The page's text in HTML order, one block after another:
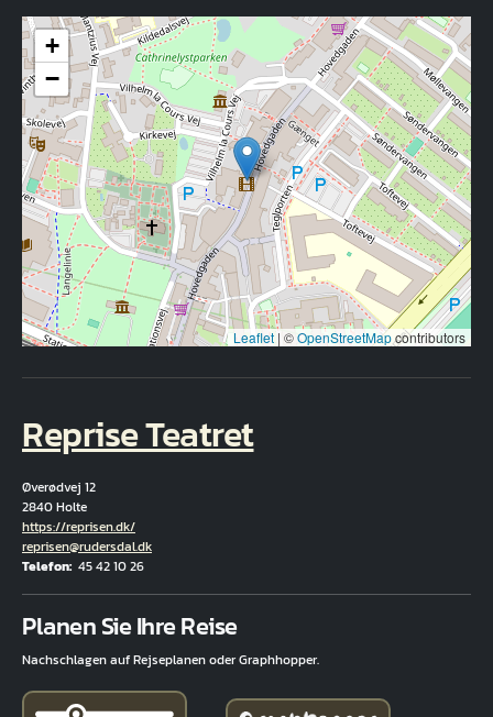
+
−
Leaflet | ©OpenStreetMapcontributors
Reprise Teatret
Øverødvej 12
2840 Holte
Hjemmeside
https://reprisen.dk/
E-Mail
reprisen@rudersdal.dk
Telefon 45 42 10 26
Planen Sie Ihre Reise
Nachschlagen auf Rejseplanen oder Graphhopper.